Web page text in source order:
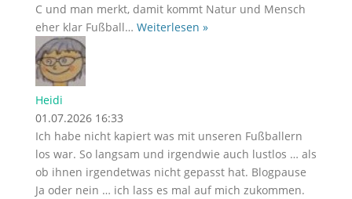
C und man merkt, damit kommt Natur und Mensch
eher klar Fußball… Weiterlesen »
Heidi
01.07.2026 16:33
Ich habe nicht kapiert was mit unseren Fußballern
los war. So langsam und irgendwie auch lustlos … als
ob ihnen irgendetwas nicht gepasst hat. Blogpause
Ja oder nein … ich lass es mal auf mich zukommen.